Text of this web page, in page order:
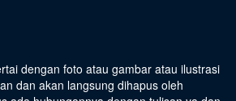
dengan foto atau gambar atau ilustrasi
dan akan langsung dihapus oleh